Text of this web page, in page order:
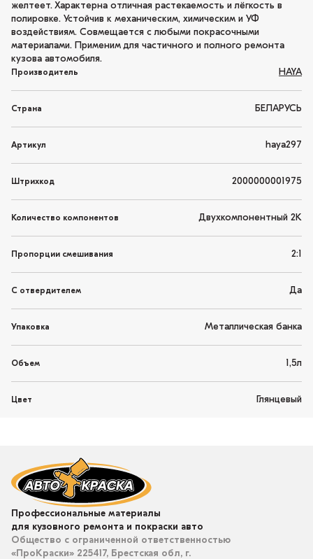
желтеет. Характерна отличная растекаемость и лёгкость в
полировке. Устойчив к механическим, химическим и УФ
воздействиям. Совмещается с любыми покрасочными
материалами. Применим для частичного и полного ремонта
кузова автомобиля.
Производитель HAYA
Страна БЕЛАРУСЬ
Артикул haya297
Штрихкод 2000000001975
Количество компонентов Двухкомпонентный 2K
Пропорции смешивания 2:1
С отвердителем Да
Упаковка Металлическая банка
Объем 1,5л
Цвет Глянцевый
Профессиональные материалы
для кузовного ремонта и покраски авто
Общество с ограниченной ответственностью
«ПроКраски» 225417, Брестская обл, г.